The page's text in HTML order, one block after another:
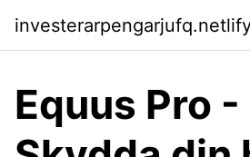
Equus Pro -